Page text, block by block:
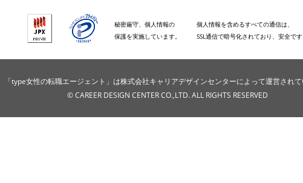
秘密厳守、個人情報の
保護を実施しています。
個人情報を含めるすべての通信は、
SSL通信で暗号化されており、安全です
「type女性の転職エージェント」は株式会社キャリアデザインセンターによって運営されて
© CAREER DESIGN CENTER CO.,LTD. ALL RIGHTS RESERVED